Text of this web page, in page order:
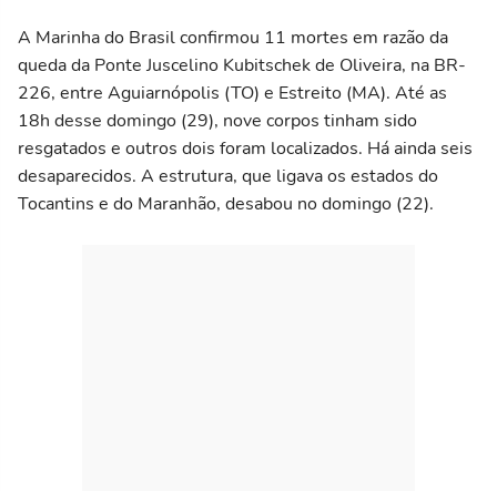
A Marinha do Brasil confirmou 11 mortes em razão da
queda da Ponte Juscelino Kubitschek de Oliveira, na BR-
226, entre Aguiarnópolis (TO) e Estreito (MA). Até as
18h desse domingo (29), nove corpos tinham sido
resgatados e outros dois foram localizados. Há ainda seis
desaparecidos. A estrutura, que ligava os estados do
Tocantins e do Maranhão, desabou no domingo (22).